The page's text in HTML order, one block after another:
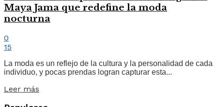
Maya Jama que redefine la moda
nocturna
0
15
La moda es un reflejo de la cultura y la personalidad de cada
individuo, y pocas prendas logran capturar esta...
Leer más